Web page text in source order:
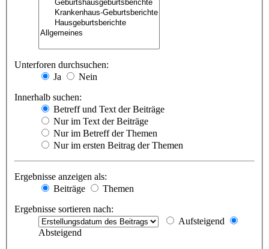
Unterforen durchsuchen:
Ja
Nein
Innerhalb suchen:
Betreff und Text der Beiträge
Nur im Text der Beiträge
Nur im Betreff der Themen
Nur im ersten Beitrag der Themen
Ergebnisse anzeigen als:
Beiträge
Themen
Ergebnisse sortieren nach:
Aufsteigend
Absteigend